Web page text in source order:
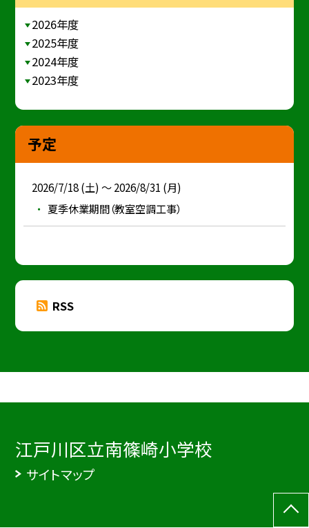
2026年度
2025年度
2024年度
2023年度
予定
2026/7/18 (土) ～ 2026/8/31 (月)
夏季休業期間（教室空調工事）
RSS
江戸川区立南篠崎小学校
サイトマップ